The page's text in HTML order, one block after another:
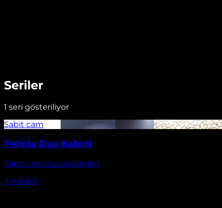
Seriler
1 seri gösteriliyor
Felicia Duş Kabini
Sabit cam duşakabinleri
4 model